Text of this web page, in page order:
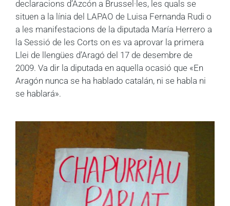
declaracions d’Azcón a Brussel·les, les quals se
situen a la línia del LAPAO de Luisa Fernanda Rudi o
a les manifestacions de la diputada María Herrero a
la Sessió de les Corts on es va aprovar la primera
Llei de llengües d’Aragó del 17 de desembre de
2009. Va dir la diputada en aquella ocasió que «En
Aragón nunca se ha hablado catalán, ni se habla ni
se hablará».